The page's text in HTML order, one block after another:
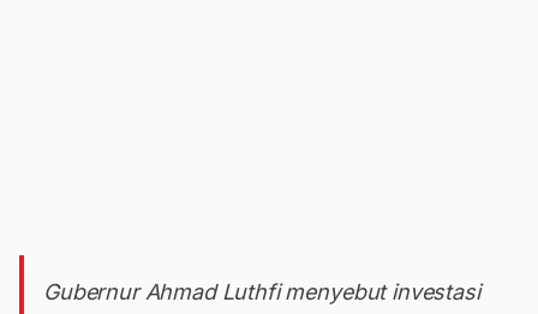
Gubernur Ahmad Luthfi menyebut investasi